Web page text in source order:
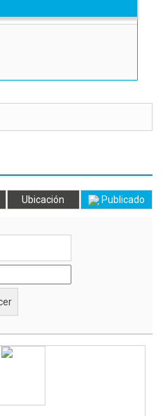
Ubicación Publicado